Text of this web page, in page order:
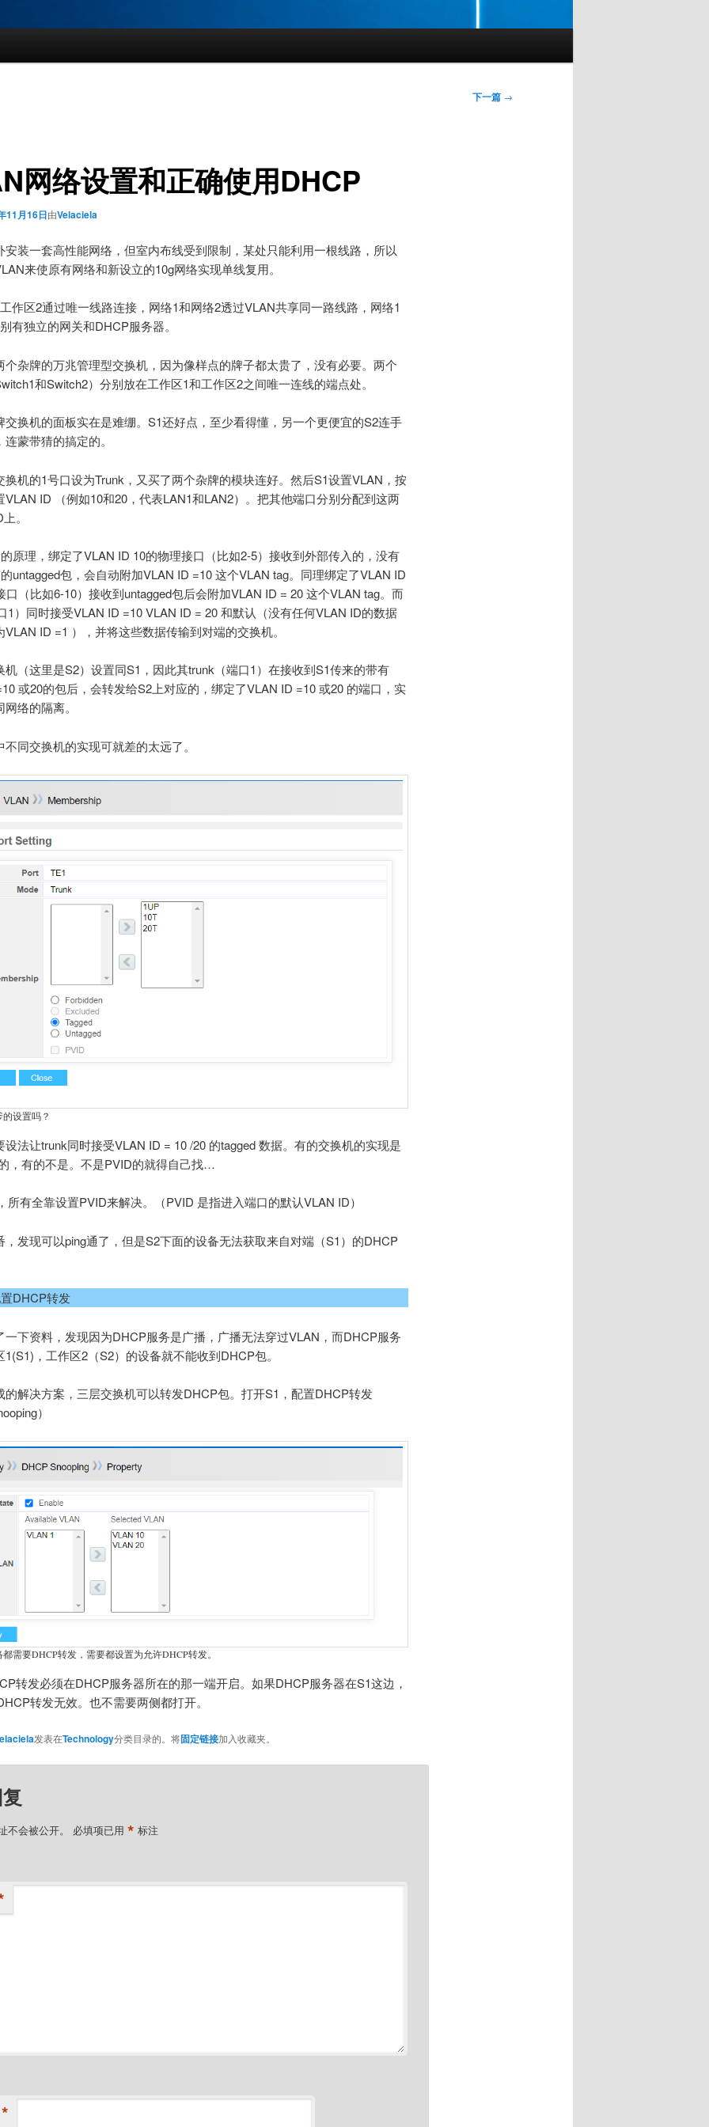
下一篇 →
网络设置和正确使用DHCP
11月16日由Velaciela
安装一套高性能网络，但室内布线受到限制，某处只能利用一根线路，所以
来使原有网络和新设立的10g网络实现单线复用。
作区2通过唯一线路连接，网络1和网络2透过VLAN共享同一路线路，网络1
有独立的网关和DHCP服务器。
个杂牌的万兆管理型交换机，因为像样点的牌子都太贵了，没有必要。两个
和Switch2）分别放在工作区1和工作区2之间唯一连线的端点处。
交换机的面板实在是难绷。S1还好点，至少看得懂，另一个更便宜的S2连手
蒙带猜的搞定的。
换机的1号口设为Trunk，又买了两个杂牌的模块连好。然后S1设置VLAN，按
VLAN ID （例如10和20，代表LAN1和LAN2）。把其他端口分别分配到这两
。
原理，绑定了VLAN ID 10的物理接口（比如2-5）接收到外部传入的，没有
untagged包，会自动附加VLAN ID =10 这个VLAN tag。同理绑定了VLAN ID
口（比如6-10）接收到untagged包后会附加VLAN ID = 20 这个VLAN tag。而
1）同时接受VLAN ID =10 VLAN ID = 20 和默认（没有任何VLAN ID的数据
ID =1 ），并将这些数据传输到对端的交换机。
机（这里是S2）设置同S1，因此其trunk（端口1）在接收到S1传来的带有
或20的包后，会转发给S2上对应的，绑定了VLAN ID =10 或20 的端口，实
络的隔离。
同交换机的实现可就差的太远了。
设置吗？
设法让trunk同时接受VLAN ID = 10 /20 的tagged 数据。有的交换机的实现是
，有的不是。不是PVID的就得自己找…
所有全靠设置PVID来解决。（PVID 是指进入端口的默认VLAN ID）
，发现可以ping通了，但是S2下面的设备无法获取来自对端（S1）的DHCP
DHCP转发
一下资料，发现因为DHCP服务是广播，广播无法穿过VLAN，而DHCP服务
，工作区2（S2）的设备就不能收到DHCP包。
的解决方案，三层交换机可以转发DHCP包。打开S1，配置DHCP转发
）
需要DHCP转发，需要都设置为允许DHCP转发。
转发必须在DHCP服务器所在的那一端开启。如果DHCP服务器在S1这边，
转发无效。也不需要两侧都打开。
发表在Technology分类目录的。将固定链接加入收藏夹。
不会被公开。 必填项已用 * 标注
*